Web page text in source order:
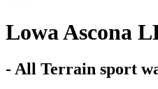
Lowa Ascona
- All Terrain sport